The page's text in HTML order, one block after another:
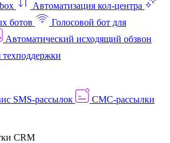
Автоматизация кол‑центра
ботов
Голосовой бот для
Автоматический исходящий обзвон
техподдержки
SMS-рассылок
СМС-рассылки
CRM